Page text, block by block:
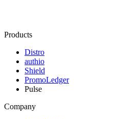
Products
Distro
authio
Shield
PromoLedger
Pulse
Company